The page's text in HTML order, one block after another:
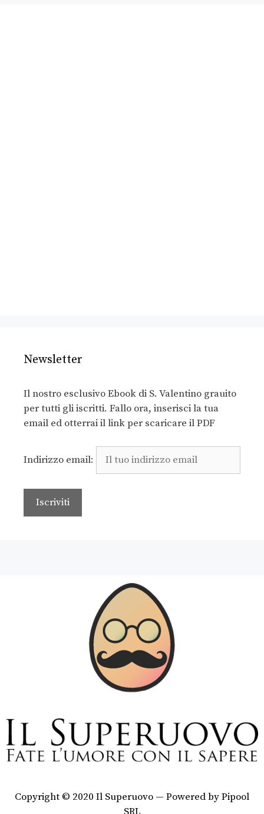
Newsletter
Il nostro esclusivo Ebook di S. Valentino grauito
per tutti gli iscritti. Fallo ora, inserisci la tua
email ed otterrai il link per scaricare il PDF
Indirizzo email:
Copyright © 2020 Il Superuovo — Powered by Pipool